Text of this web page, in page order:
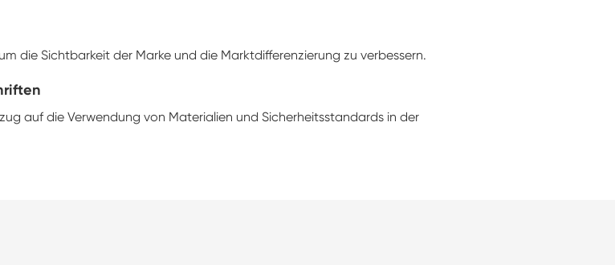
die Sichtbarkeit der Marke und die Marktdifferenzierung zu verbessern.
auf die Verwendung von Materialien und Sicherheitsstandards in der